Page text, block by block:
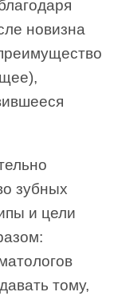
новизна
зубных
и цели
тому,